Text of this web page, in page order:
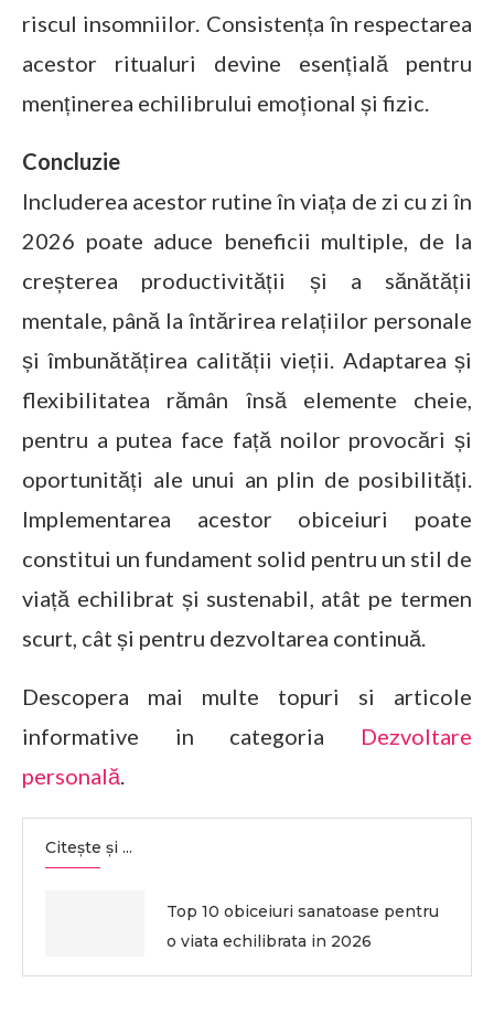
riscul insomniilor. Consistența în respectarea
acestor ritualuri devine esențială pentru
menținerea echilibrului emoțional și fizic.
Concluzie
Includerea acestor rutine în viața de zi cu zi în
2026 poate aduce beneficii multiple, de la
creșterea productivității și a sănătății
mentale, până la întărirea relațiilor personale
și îmbunătățirea calității vieții. Adaptarea și
flexibilitatea rămân însă elemente cheie,
pentru a putea face față noilor provocări și
oportunități ale unui an plin de posibilități.
Implementarea acestor obiceiuri poate
constitui un fundament solid pentru un stil de
viață echilibrat și sustenabil, atât pe termen
scurt, cât și pentru dezvoltarea continuă.
Descopera mai multe topuri si articole
informative in categoria Dezvoltare
personală.
Citește și ...
Top 10 obiceiuri sanatoase pentru
o viata echilibrata in 2026